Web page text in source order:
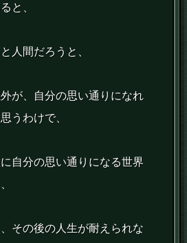
と、
人間だろうと、
が、自分の思い通りになれ
うわけで、
自分の思い通りになる世界
その後の人生が耐えられな